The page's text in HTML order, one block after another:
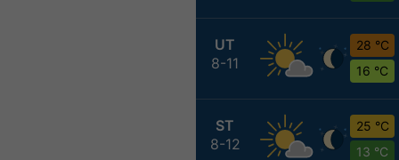
UT
8-11
28 °C
16 °C
ST
8-12
25 °C
13 °C